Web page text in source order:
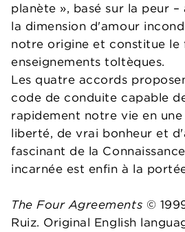
planète », basé sur la peur
la dimension d'amour
notre origine et constitue le
enseignements toltèques.
Les quatre accords
code de conduite capable
rapidement notre vie en
liberté, de vrai bonheur et
fascinant de la
incarnée est enfin à la
The Four Agreements ©
Ruiz. Original English